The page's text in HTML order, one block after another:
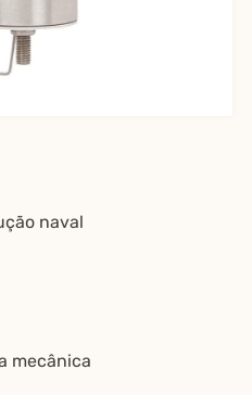
naval
mecânica